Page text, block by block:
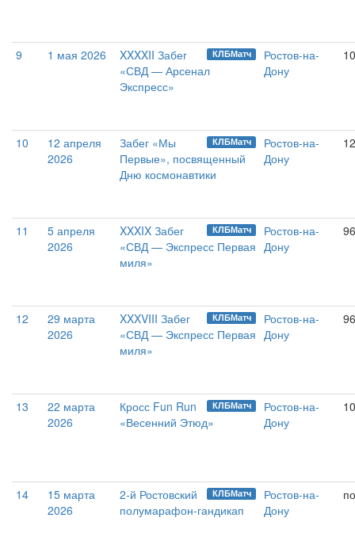
9 1 мая 2026 КЛБМатч
XXXXII Забег
«СВД — Арсенал
Экспресс»
Ростов-на-
Дону
10
12 апреля
2026
КЛБМатч
Забег «Мы
Первые», посвященный
Дню космонавтики
Ростов-на-
Дону
11
5 апреля
2026
КЛБМатч
XXXIX Забег
«СВД — Экспресс Первая
миля»
Ростов-на-
Дону
12
29 марта
2026
КЛБМатч
XXXVIII Забег
«СВД — Экспресс Первая
миля»
Ростов-на-
Дону
13
22 марта
2026
КЛБМатч
Кросс Fun Run
«Весенний Этюд»
Ростов-на-
Дону
14
15 марта
2026
КЛБМатч
2-й Ростовский
полумарафон-гандикап
Ростов-на-
Дону